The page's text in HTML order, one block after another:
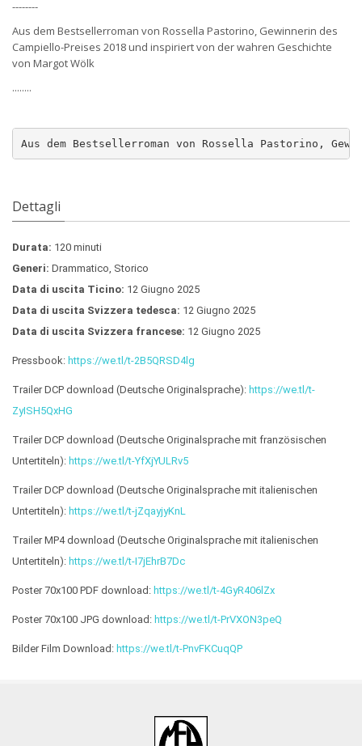
--------
Aus dem Bestsellerroman von Rossella Pastorino, Gewinnerin des
Campiello-Preises 2018 und inspiriert von der wahren Geschichte
von Margot Wölk
........
Aus dem Bestsellerroman von Rossella Pastorino,
Dettagli
Durata: 120 minuti
Generi: Drammatico, Storico
Data di uscita Ticino: 12 Giugno 2025
Data di uscita Svizzera tedesca: 12 Giugno 2025
Data di uscita Svizzera francese: 12 Giugno 2025
Pressbook: https://we.tl/t-2B5QRSD4lg
Trailer DCP download (Deutsche Originalsprache): https://we.tl/t-
ZyISH5QxHG
Trailer DCP download (Deutsche Originalsprache mit französischen
Untertiteln): https://we.tl/t-YfXjYULRv5
Trailer DCP download (Deutsche Originalsprache mit italienischen
Untertiteln): https://we.tl/t-jZqayjyKnL
Trailer MP4 download (Deutsche Originalsprache mit italienischen
Untertiteln): https://we.tl/t-I7jEhrB7Dc
Poster 70x100 PDF download: https://we.tl/t-4GyR406lZx
Poster 70x100 JPG download: https://we.tl/t-PrVXON3peQ
Bilder Film Download: https://we.tl/t-PnvFKCuqQP